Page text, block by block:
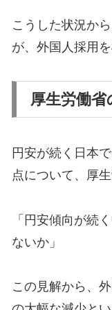
こうした状況か
が、外国人採用
厚生労働省
円安が続く日本
点について、厚
「円安傾向が続
ないか」
この見解から、